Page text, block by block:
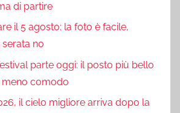
di partire
il 5 agosto: la foto è facile,
no
parte oggi: il posto più bello
comodo
il cielo migliore arriva dopo la